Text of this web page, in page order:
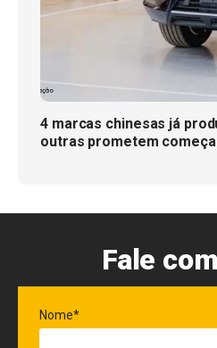
4 marcas chinesas já
outras prometem
Fale
Nome*